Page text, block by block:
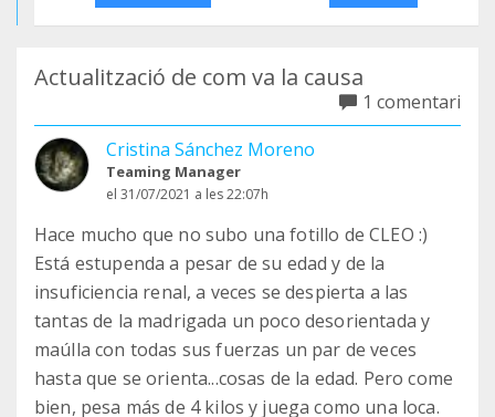
Actualització de com va la causa
1 comentari
Cristina Sánchez Moreno
Teaming Manager
el 31/07/2021 a les 22:07h
Hace mucho que no subo una fotillo de CLEO :)
Está estupenda a pesar de su edad y de la
insuficiencia renal, a veces se despierta a las
tantas de la madrigada un poco desorientada y
maúlla con todas sus fuerzas un par de veces
hasta que se orienta...cosas de la edad. Pero come
bien, pesa más de 4 kilos y juega como una loca.